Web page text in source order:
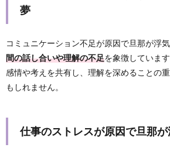
夢
コミュニケーション不足が原因で旦那が浮気
間の話し合いや理解の不足を象徴していま
感情や考えを共有し、理解を深めることの
もしれません。
仕事のストレスが原因で旦那